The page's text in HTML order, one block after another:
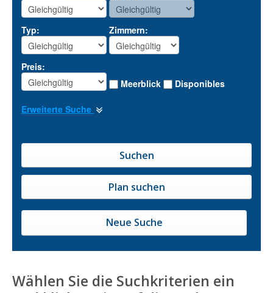
Typ: Zimmern:
Preis:
Meerblick
Disponibles
Erweiterte Suche
Neue Suche
Wählen Sie die Suchkriterien ein